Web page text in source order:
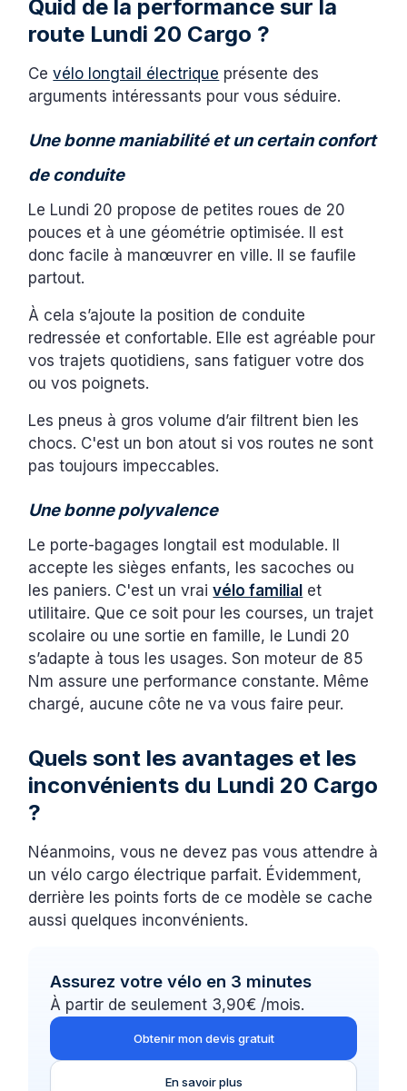
Quid de la performance sur la
route Lundi 20 Cargo ?
Cevélo longtail électrique présente des
arguments intéressants pour vous séduire.
Une bonne maniabilité et un certain confort
de conduite
Le Lundi 20 propose de petites roues de 20
pouces et à une géométrie optimisée. Il est
donc facile à manœuvrer en ville. Il se faufile
partout.
À cela s’ajoute la position de conduite
redressée et confortable. Elle est agréable pour
vos trajets quotidiens, sans fatiguer votre dos
ou vos poignets.
Les pneus à gros volume d’air filtrent bien les
chocs. C'est un bon atout si vos routes ne sont
pas toujours impeccables.
Une bonne polyvalence
Le porte-bagages longtail est modulable. Il
accepte les sièges enfants, les sacoches ou
les paniers. C'est un vraivélo familial et
utilitaire. Que ce soit pour les courses, un trajet
scolaire ou une sortie en famille, le Lundi 20
s’adapte à tous les usages. Son moteur de 85
Nm assure une performance constante. Même
chargé, aucune côte ne va vous faire peur.
Quels sont les avantages et les
inconvénients du Lundi 20 Cargo
?
Néanmoins, vous ne devez pas vous attendre à
un vélo cargo électrique parfait. Évidemment,
derrière les points forts de ce modèle se cache
aussi quelques inconvénients.
Assurez votre vélo en 3 minutes
À partir de seulement 3,90€ /mois.
Obtenir mon devis gratuit
En savoir plus